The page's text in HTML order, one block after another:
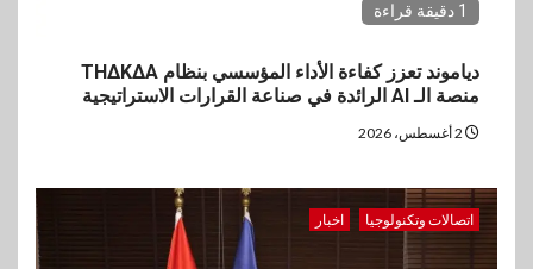
1 دقيقة قراءة
دياموند تعزز كفاءة الأداء المؤسسي بنظام THΔKΔA
منصة الـ AI الرائدة في صناعة القرارات الاستراتيجية
اتصالات وتكنولوجيا اخبار